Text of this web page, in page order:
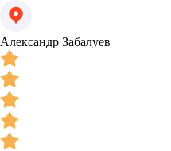
Александр Забалуев